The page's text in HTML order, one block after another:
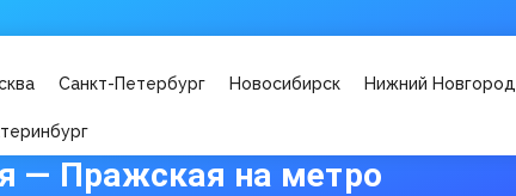
Санкт-Петербург Новосибирск Нижний Новгород
— Пражская на метро